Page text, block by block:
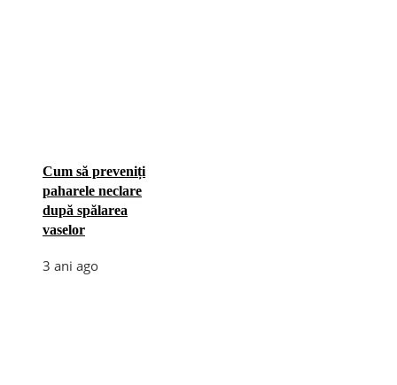
Cum să preveniți
paharele neclare
după spălarea
vaselor
3 ani ago